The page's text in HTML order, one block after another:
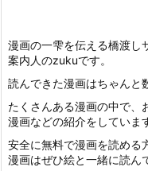
漫画の一雫を伝える橋渡し
案内人のzukuです。
読んできた漫画はちゃんと
たくさんある漫画の中で、
漫画などの紹介をしていま
安全に無料で漫画を読める
漫画はぜひ絵と一緒に読ん